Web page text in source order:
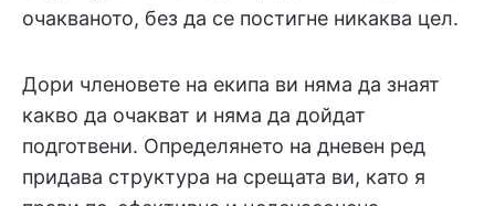
очакваното, без да се постигне никаква цел.
Дори членовете на екипа ви няма да знаят
какво да очакват и няма да дойдат
подготвени. Определянето на дневен ред
придава структура на срещата ви, като я